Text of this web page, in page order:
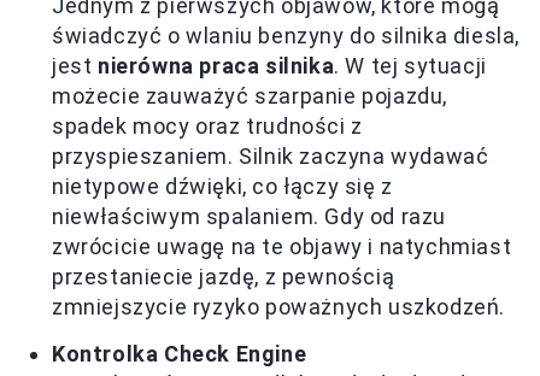
Jednym z pierwszych objawów, które mogą
świadczyć o wlaniu benzyny do silnika diesla,
jest nierówna praca silnika. W tej sytuacji
możecie zauważyć szarpanie pojazdu,
spadek mocy oraz trudności z
przyspieszaniem. Silnik zaczyna wydawać
nietypowe dźwięki, co łączy się z
niewłaściwym spalaniem. Gdy od razu
zwrócicie uwagę na te objawy i natychmiast
przestaniecie jazdę, z pewnością
zmniejszycie ryzyko poważnych uszkodzeń.
Kontrolka Check Engine